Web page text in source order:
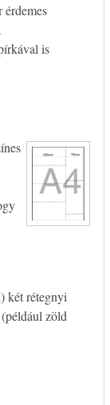
is
két rétegnyi
zöld